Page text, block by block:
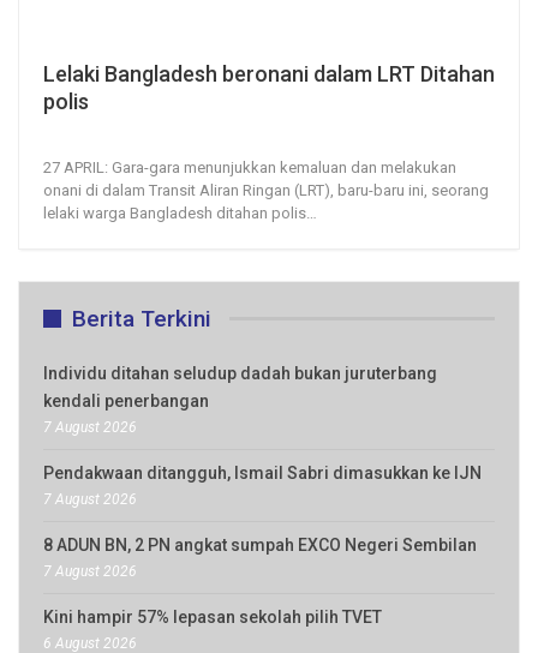
Lelaki Bangladesh beronani dalam LRT Ditahan
polis
27 APRIL: Gara-gara menunjukkan kemaluan dan melakukan
onani di dalam Transit Aliran Ringan (LRT), baru-baru ini, seorang
lelaki warga Bangladesh ditahan polis
Berita Terkini
Individu ditahan seludup dadah bukan juruterbang
kendali penerbangan
7 August 2026
Pendakwaan ditangguh, Ismail Sabri dimasukkan ke IJN
7 August 2026
8 ADUN BN, 2 PN angkat sumpah EXCO Negeri Sembilan
7 August 2026
Kini hampir 57% lepasan sekolah pilih TVET
6 August 2026